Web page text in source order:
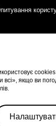
всі», якщо ви